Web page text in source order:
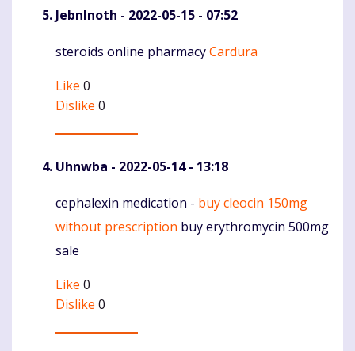
JebnInoth - 2022-05-15 - 07:52
Komentaras
steroids online pharmacyCardura
Like 0
Dislike 0
Uhnwba - 2022-05-14 - 13:18
Komentaras
cephalexin medication - buy cleocin 150mg
without prescription buy erythromycin 500mg
sale
Like 0
Dislike 0